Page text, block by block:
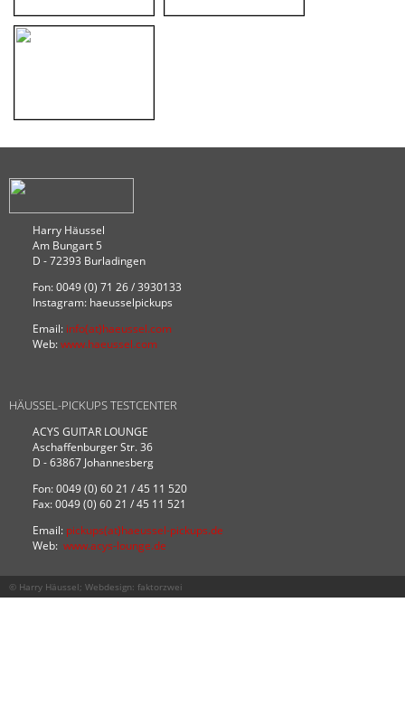
Harry Häussel
Am Bungart 5
D - 72393 Burladingen
Fon: 0049 (0) 71 26 / 3930133
Instagram: haeusselpickups
Email: info(at)haeussel.com
Web:www.haeussel.com
HÄUSSEL-PICKUPS TESTCENTER
ACYS GUITAR LOUNGE
Aschaffenburger Str. 36
D - 63867 Johannesberg
Fon: 0049 (0) 60 21 / 45 11 520
Fax: 0049 (0) 60 21 / 45 11 521
Email: pickups(at)haeussel-pickups.de
Web: www.acys-lounge.de
© Harry Häussel; Webdesign: faktorzwei